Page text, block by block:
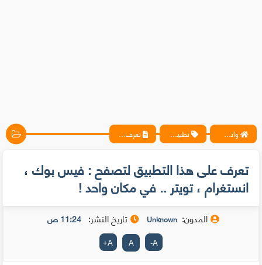
واتس آب ، فيسبوك ، أنترنت ، شروحات تقنية حصرية - المحترف تطبيقات تعرف على هذا التطبيق لتصفح : فيس بوك ، انستغرام ، تويتر .. في مكان واحد !
تعرف على هذا التطبيق لتصفح : فيس بوك ،
انستغرام ، تويتر .. في مكان واحد !
المدون: Unknown تاريخ النشر: 11:24 ص
A
-
A
A
+